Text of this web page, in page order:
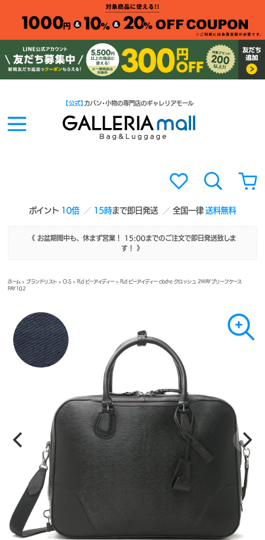
ポイント 10倍 15時まで即日発送 全国一律送料無料
【公式】 カバン・小物の専門店のギャレリアモール
《 お盆期間中も、休まず営業！ 15:00までのご注文で即日発送致しま
す！ 》
ホーム >ブランドリスト >O-S> P.i.d ピーアイディー> P.i.d ピーアイディー cloche クロッシュ 2WAYブリーフケース
PAY102